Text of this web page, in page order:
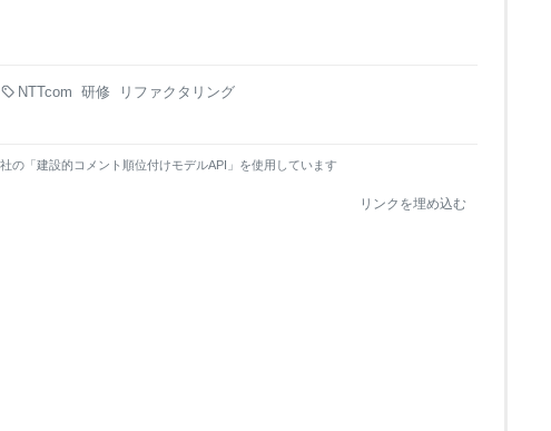
NTTcom 研修 リファクタリング
の「建設的コメント順位付けモデルAPI」を使用しています
リンクを埋め込む